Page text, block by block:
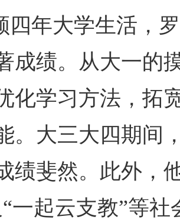
四年大学生活，
成绩。从大一的
化学习方法，拓
。大三大四期间
绩斐然。此外，
一起云支教”等